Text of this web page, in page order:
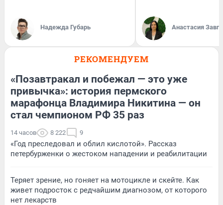
Надежда Губарь Анастасия
РЕКОМЕНДУЕМ
«Позавтракал и побежал — это уже
привычка»: история пермского
марафонца Владимира Никитина — он
стал чемпионом РФ 35 раз
14 часов 8 222 9
«Год преследовал и облил кислотой». Рассказ
петербурженки о жестоком нападении и реабилитации
Теряет зрение, но гоняет на мотоцикле и скейте. Как
живет подросток с редчайшим диагнозом, от которого
нет лекарств